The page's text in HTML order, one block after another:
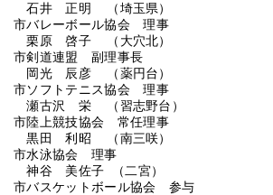
石井 正明 （埼玉県）
市バレーボール協会 理事
栗原 啓子 （大穴北）
市剣道連盟 副理事長
岡光 辰彦 （薬円台）
市ソフトテニス協会 理事
瀬古沢 栄 （習志野台）
市陸上競技協会 常任理事
黒田 利昭 （南三咲）
市水泳協会 理事
神谷 美佐子 （二宮）
市バスケットボール協会 参与